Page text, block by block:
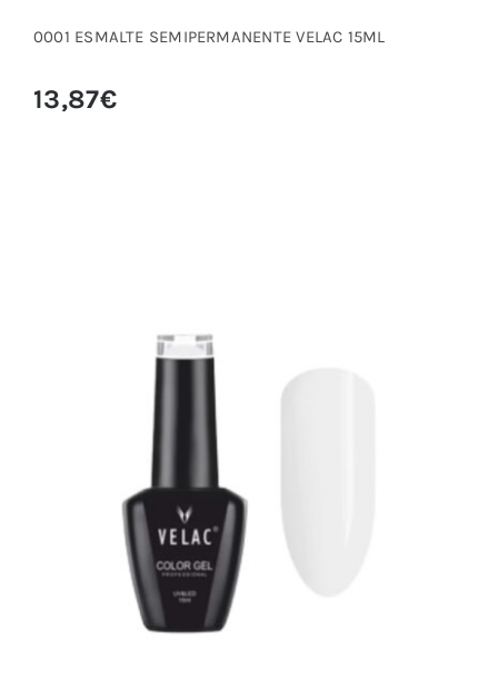
0001 ESMALTE SEMIPERMANENTE VELAC 15ML
13,87€
0002 ESMALTE SEMIPERMANENTE VELAC
15ML